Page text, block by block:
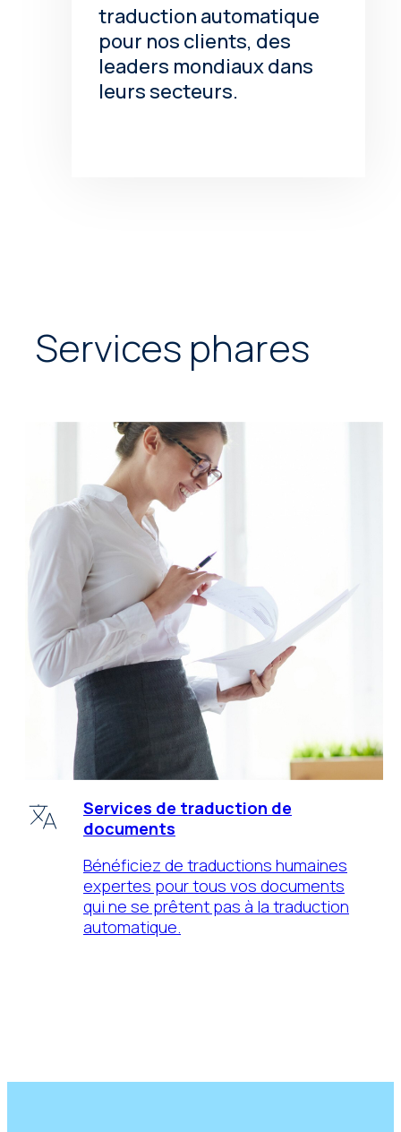
traduction automatique
pour nos clients, des
leaders mondiaux dans
leurs secteurs.
Services phares
Services de traduction de
documents
Bénéficiez de traductions humaines
expertes pour tous vos documents
qui ne se prêtent pas à la traduction
automatique.